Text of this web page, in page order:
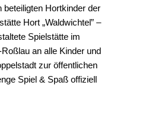
beteiligten Hortkinder der
Hort „Waldwichtel” –
Spielstätte im
an alle Kinder und
zur öffentlichen
Spiel & Spaß offiziell